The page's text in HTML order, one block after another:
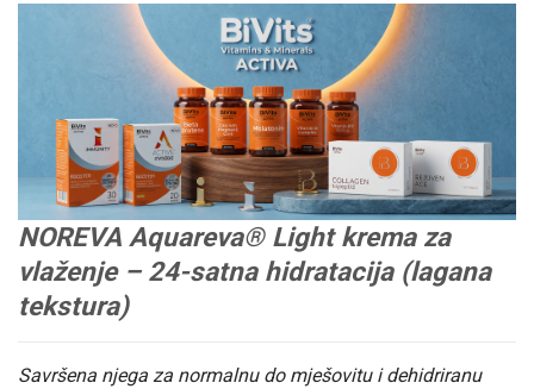
NOREVA Aquareva® Light krema za
vlaženje – 24-satna hidratacija (lagana
tekstura)
Savršena njega za normalnu do mješovitu i dehidriranu